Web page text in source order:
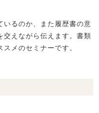
いるのか、また履歴書の意
交えながら伝えます。書類
メのセミナーです。